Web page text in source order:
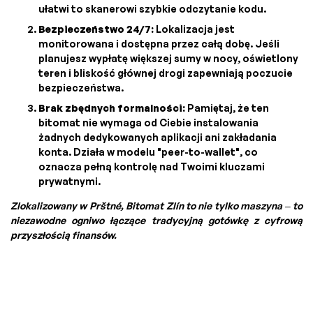
ułatwi to skanerowi szybkie odczytanie kodu.
Bezpieczeństwo 24/7: Lokalizacja jest
monitorowana i dostępna przez całą dobę. Jeśli
planujesz wypłatę większej sumy w nocy, oświetlony
teren i bliskość głównej drogi zapewniają poczucie
bezpieczeństwa.
Brak zbędnych formalności: Pamiętaj, że ten
bitomat nie wymaga od Ciebie instalowania
żadnych dedykowanych aplikacji ani zakładania
konta. Działa w modelu "peer-to-wallet", co
oznacza pełną kontrolę nad Twoimi kluczami
prywatnymi.
Zlokalizowany w Prštné, Bitomat Zlín to nie tylko maszyna – to
niezawodne ogniwo łączące tradycyjną gotówkę z cyfrową
przyszłością finansów.